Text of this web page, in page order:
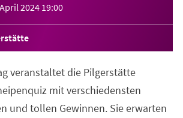
2024 19:00
veranstaltet die Pilgerstätte
mit verschiedensten
und tollen Gewinnen. Sie erwarten